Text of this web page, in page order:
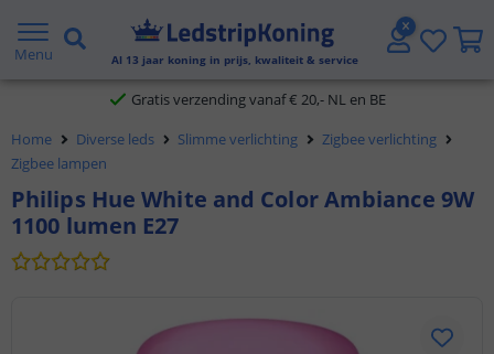
Menu Al 13 jaar koning in prijs, kwaliteit & service
5 jaar garantie
Gratis verzending vanaf € 20,- NL en BE
Klantbeoordeling 9.1
Voor 23:45 uur besteld,morgen in huis
Home Diverse leds Slimme verlichting
Zigbee verlichting
Zigbee lampen
Philips Hue White and Color Ambiance 9W
1100 lumen E27